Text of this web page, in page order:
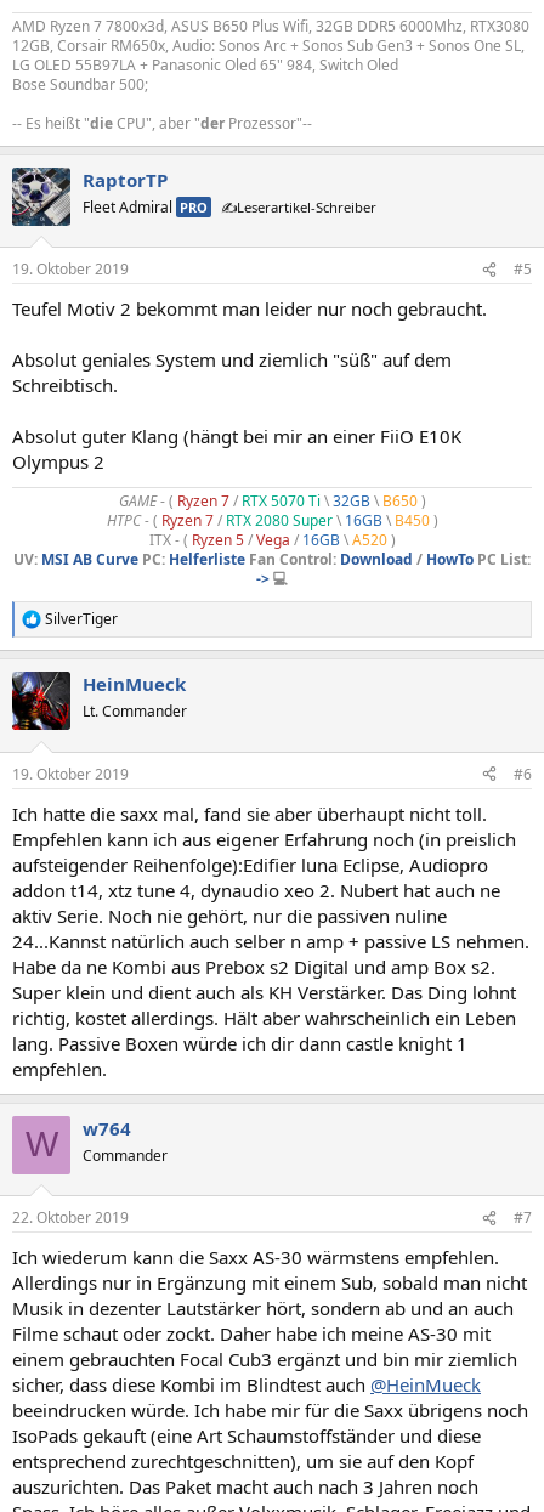
AMD Ryzen 7 7800x3d, ASUS B650 Plus Wifi, 32GB DDR5 6000Mhz, RTX3080
12GB, Corsair RM650x, Audio: Sonos Arc + Sonos Sub Gen3 + Sonos One SL,
LG OLED 55B97LA + Panasonic Oled 65" 984, Switch Oled
Bose Soundbar 500;
-- Es heißt "dieCPU", aber "der Prozessor"--
RaptorTP
Fleet Admiral PRO ✍️Leserartikel-Schreiber
19. Oktober 2019 #5
Teufel Motiv 2 bekommt man leider nur noch gebraucht.
Absolut geniales System und ziemlich "süß" auf dem
Schreibtisch.
Absolut guter Klang (hängt bei mir an einer FiiO E10K
Olympus 2
GAME- ( Ryzen 7/ RTX 5070 Ti \32GB\ B650)
HTPC -( Ryzen 7/ RTX 2080 Super\ 16GB\ B450)
ITX - ( Ryzen 5/Vega / 16GB\A520)
UV: MSI AB Curve PC: Helferliste Fan Control: Download / HowTo PC List:
->💻
R
e
k
t
i
e
:
SilverTiger
HeinMueck
Lt. Commander
19. Oktober 2019 #6
Ich hatte die saxx mal, fand sie aber überhaupt nicht toll.
Empfehlen kann ich aus eigener Erfahrung noch (in preislich
aufsteigender Reihenfolge):Edifier luna Eclipse, Audiopro
addon t14, xtz tune 4, dynaudio xeo 2. Nubert hat auch ne
aktiv Serie. Noch nie gehört, nur die passiven nuline
24...Kannst natürlich auch selber n amp + passive LS nehmen.
Habe da ne Kombi aus Prebox s2 Digital und amp Box s2.
Super klein und dient auch als KH Verstärker. Das Ding lohnt
richtig, kostet allerdings. Hält aber wahrscheinlich ein Leben
lang. Passive Boxen würde ich dir dann castle knight 1
empfehlen.
W w764
Commander
22. Oktober 2019 #7
Ich wiederum kann die Saxx AS-30 wärmstens empfehlen.
Allerdings nur in Ergänzung mit einem Sub, sobald man nicht
Musik in dezenter Lautstärker hört, sondern ab und an auch
Filme schaut oder zockt. Daher habe ich meine AS-30 mit
einem gebrauchten Focal Cub3 ergänzt und bin mir ziemlich
sicher, dass diese Kombi im Blindtest auch @HeinMueck
beeindrucken würde. Ich habe mir für die Saxx übrigens noch
IsoPads gekauft (eine Art Schaumstoffständer und diese
entsprechend zurechtgeschnitten), um sie auf den Kopf
auszurichten. Das Paket macht auch nach 3 Jahren noch